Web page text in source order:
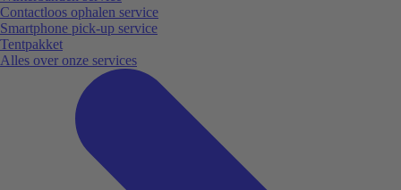
Contactloos ophalen service
Smartphone pick-up service
Tentpakket
Alles over onze services